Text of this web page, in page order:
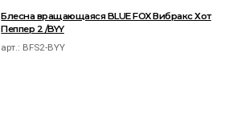
Блесна вращающаяся BLUE FOX Вибракс Хот
Пеппер 2 /BYY
арт.: BFS2-BYY